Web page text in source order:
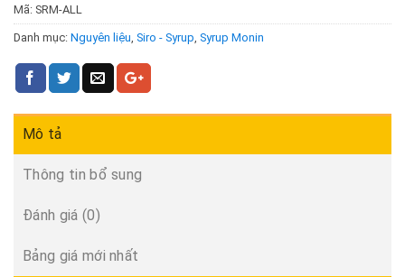
Mã: SRM-ALL
Danh mục: Nguyên liệu, Siro - Syrup, Syrup Monin
Mô tả
Thông tin bổ sung
Đánh giá (0)
Bảng giá mới nhất